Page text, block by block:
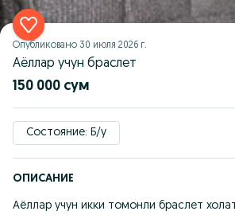
Опубликовано 30 июля 2026 г.
Аёллар учун браслет
150 000 сум
Состояние: Б/у
ОПИСАНИЕ
Аёллар учун икки томонли браслет